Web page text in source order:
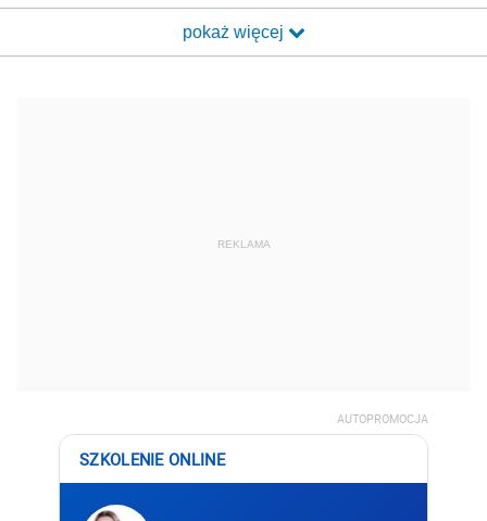
pokaż więcej
REKLAMA
AUTOPROMOCJA
SZKOLENIE ONLINE